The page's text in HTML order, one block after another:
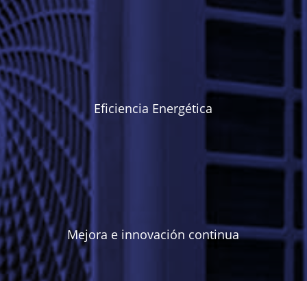
Eficiencia Energética
Mejora e innovación continua